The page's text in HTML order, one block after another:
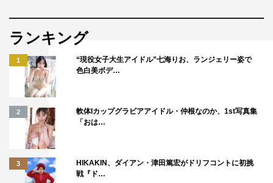
2022年発売の乃木坂46の30thシングル『好きというのは
ロックだぜ!』で初の選抜入り。以降、最新35thシングル
『チャンスは平等』まで連続して選抜入りを続けている。
2020年よりFM FUJI『沈黙の金曜日』（金曜21時～）で2
時間のラジオ生放送のアシスタントMCを務め、数多くの
バラエティ番組出演などグループ以外でも活躍中。
書誌情報
乃木坂46・弓木奈於1st写真集「天使だったのか」
発売日：2024年7月23日（火）発売
ランキング
1
“現役女子大生アイドル”七海りお、ランジェリー姿で
色白美ボデ…
2
軟体Iカップグラビアアイドル・仲根なのか、1st写真集
「おは…
3
HIKAKIN、ダイアン・津田篤宏がドリフコントに初挑
戦『ド…